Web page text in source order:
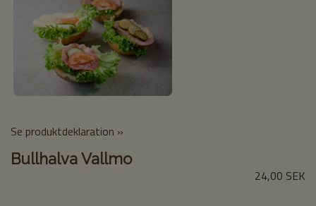
Se produktdeklaration »
Bullhalva Vallmo
24,00 SEK